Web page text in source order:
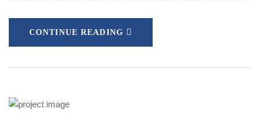
CONTINUE READING